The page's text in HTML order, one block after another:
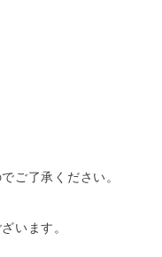
ご了承ください。
います。